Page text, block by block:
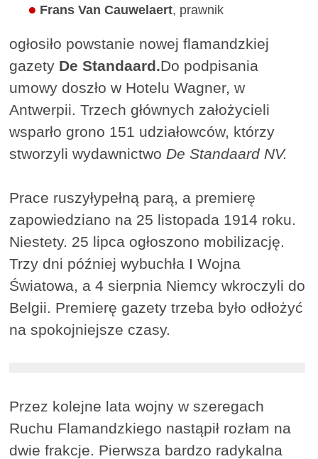
Frans Van Cauwelaert, prawnik
ogłosiło powstanie nowej flamandzkiej
gazety De Standaard.Do podpisania
umowy doszło w Hotelu Wagner, w
Antwerpii. Trzech głównych założycieli
wsparło grono 151 udziałowców, którzy
stworzyli wydawnictwo De Standaard NV.
Prace ruszyłypełną parą, a premierę
zapowiedziano na 25 listopada 1914 roku.
Niestety. 25 lipca ogłoszono mobilizację.
Trzy dni później wybuchła I Wojna
Światowa, a 4 sierpnia Niemcy wkroczyli do
Belgii. Premierę gazety trzeba było odłożyć
na spokojniejsze czasy.
Przez kolejne lata wojny w szeregach
Ruchu Flamandzkiego nastąpił rozłam na
dwie frakcje. Pierwsza bardzo radykalna